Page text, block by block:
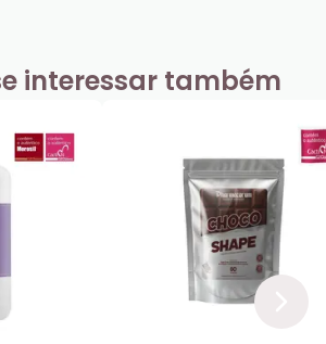
interessar também